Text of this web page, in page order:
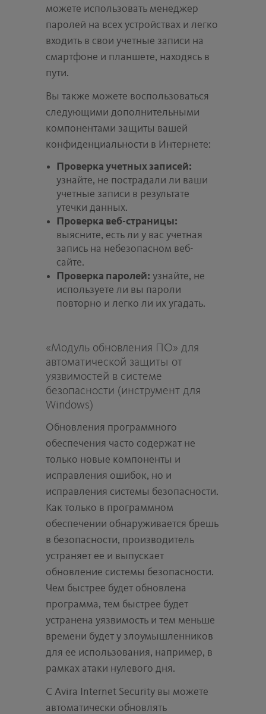
можете использовать менеджер
паролей на всех устройствах и легко
входить в свои учетные записи на
смартфоне и планшете, находясь в
пути.
Вы также можете воспользоваться
следующими дополнительными
компонентами защиты вашей
конфиденциальности в Интернете:
Проверка учетных записей:
узнайте, не пострадали ли ваши
учетные записи в результате
утечки данных.
Проверка веб-страницы:
выясните, есть ли у вас учетная
запись на небезопасном веб-
сайте.
Проверка паролей: узнайте, не
используете ли вы пароли
повторно и легко ли их угадать.
«Модуль обновления ПО» для
автоматической защиты от
уязвимостей в системе
безопасности (инструмент для
Windows)
Обновления программного
обеспечения часто содержат не
только новые компоненты и
исправления ошибок, но и
исправления системы безопасности.
Как только в программном
обеспечении обнаруживается брешь
в безопасности, производитель
устраняет ее и выпускает
обновление системы безопасности.
Чем быстрее будет обновлена
программа, тем быстрее будет
устранена уязвимость и тем меньше
времени будет у злоумышленников
для ее использования, например, в
рамках атаки нулевого дня.
С Avira Internet Security вы можете
автоматически обновлять